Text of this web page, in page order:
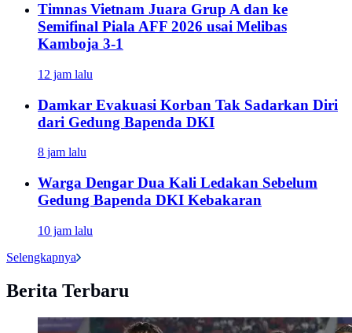
Timnas Vietnam Juara Grup A dan ke
Semifinal Piala AFF 2026 usai Melibas
Kamboja 3-1
12 jam lalu
Damkar Evakuasi Korban Tak Sadarkan Diri
dari Gedung Bapenda DKI
8 jam lalu
Warga Dengar Dua Kali Ledakan Sebelum
Gedung Bapenda DKI Kebakaran
10 jam lalu
Selengkapnya
Berita Terbaru